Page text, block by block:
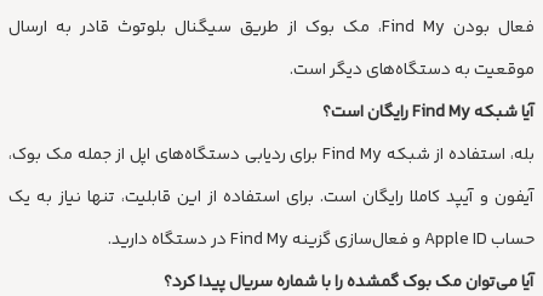
فعال بودن Find My، مک بوک از طریق سیگنال‌ بلوتوث قادر به ارسال
موقعیت به دستگاه‌های دیگر است.
آیا شبکه Find My رایگان است؟
بله، استفاده از شبکه Find My برای ردیابی دستگاه‌های اپل از جمله مک بوک،
آیفون و آیپد کاملا رایگان است. برای استفاده از این قابلیت، تنها نیاز به یک
حساب Apple ID و فعال‌سازی گزینه Find My در دستگاه دارید.
آیا می‌توان مک بوک گمشده را با شماره سریال پیدا کرد؟